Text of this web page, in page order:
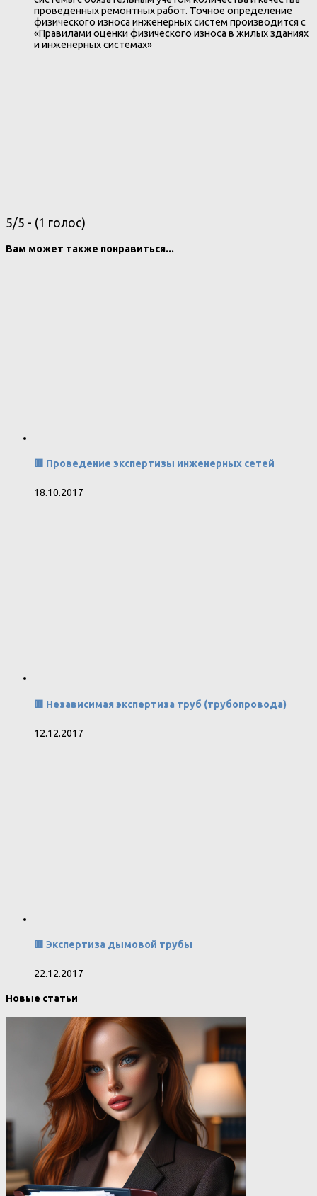
проведенных ремонтных работ. Точное определение
физического износа инженерных систем производится с
«Правилами оценки физического износа в жилых зданиях
и инженерных системах»
5/5 - (1 голос)
Вам может также понравиться...
🟥 Проведение экспертизы инженерных сетей
18.10.2017
🟥 Независимая экспертиза труб (трубопровода)
12.12.2017
🟥 Экспертиза дымовой трубы
22.12.2017
Новые статьи